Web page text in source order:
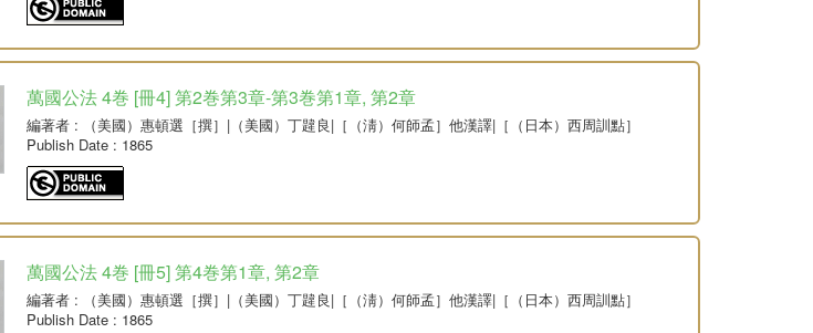
萬國公法 4巻 [冊4] 第2巻第3章-第3巻第1章, 第2章
編著者: （美國）惠頓選［撰］|（美國）丁韙良|［（淸）何師孟］他漢譯|［（日本）西周訓點］
Publish Date: 1865
萬國公法 4巻 [冊5] 第4巻第1章, 第2章
編著者: （美國）惠頓選［撰］|（美國）丁韙良|［（淸）何師孟］他漢譯|［（日本）西周訓點］
Publish Date: 1865